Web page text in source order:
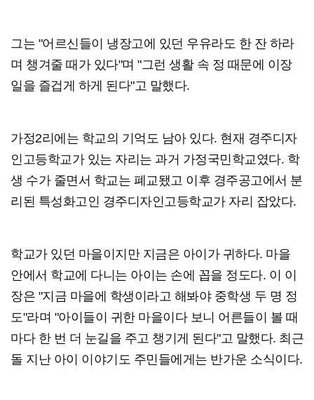
그는 "어르신들이 냉장고에 있던 우유라도 한 잔 하라
며 챙겨줄 때가 있다"며 "그런 생활 속 정 때문에 이장
일을 즐겁게 하게 된다"고 말했다.
가정2리에는 학교의 기억도 남아 있다. 현재 경주디자
인고등학교가 있는 자리는 과거 가정국민학교였다. 학
생 수가 줄면서 학교는 폐교됐고 이후 경주공고에서 분
리된 특성화고인 경주디자인고등학교가 자리 잡았다.
학교가 있던 마을이지만 지금은 아이가 귀하다. 마을
안에서 학교에 다니는 아이는 손에 꼽을 정도다. 이 이
장은 "지금 마을에 학생이라고 해봐야 중학생 두 명 정
도"라며 "아이들이 귀한 마을이다 보니 어른들이 볼 때
마다 한 번 더 눈길을 주고 챙기게 된다"고 말했다. 최근
돌 지난 아이 이야기도 주민들에게는 반가운 소식이다.